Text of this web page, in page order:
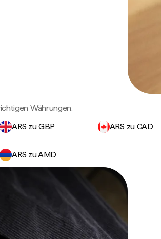
Währungen.
ARS zu GBP ARS zu CAD
ARS zu AMD